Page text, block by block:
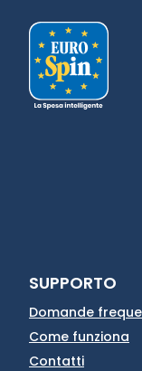
SUPPORTO
Domande
Come funziona
Contatti